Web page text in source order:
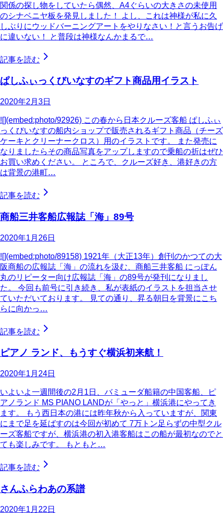
関係の探し物をしていたら偶然、A4ぐらいの大きさの未使用
のシナベニヤ板を発見しました！ よし、これは神様が私に久
しぶりにウッドバーニングアートをやりなさい！と言うお告げ
に違いない！ と普段は神様なんかまるで…
記事を読む
ぱしふぃっくびいなすのギフト商品用イラスト
2020年2月3日
![](embed:photo/92926) この春から日本クルーズ客船 ぱしふぃ
っくびいなすの船内ショップで販売されるギフト商品（チーズ
ケーキとクリーナークロス）用のイラストです。 また発売に
なりましたらその商品写真をアップしますので乗船の折はぜひ
お買い求めください。 ところで、クルーズ好き、港好きの方
は背景の港町…
記事を読む
商船三井客船広報誌「海」89号
2020年1月26日
![](embed:photo/89158) 1921年（大正13年）創刊のかつての大
阪商船の広報誌「海」の流れを汲む、商船三井客船 にっぽん
丸のリピーター向け広報誌「海」の89号が発刊になりまし
た。 今回も前号に引き続き、私が表紙のイラストを担当させ
ていただいております。 見ての通り、昇る朝日を背景にこち
らに向かっ…
記事を読む
ピアノ ランド、もうすぐ横浜初来航！
2020年1月24日
いよいよ一週間後の2月1日、バミューダ船籍の中国客船、ピ
アノランド MS PIANO LANDが「やっと」横浜港にやってき
ます。 もう西日本の港には昨年秋から入っていますが、関東
にまで足を延ばすのは今回が初めて 7万トン足らずの中型クル
ーズ客船ですが、横浜港の初入港客船はこの船が最初なのでと
ても楽しみです。 もともと…
記事を読む
さんふらわあの系譜
2020年1月22日